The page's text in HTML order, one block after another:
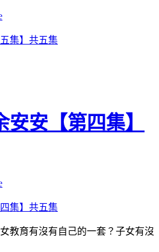
安【第四集】
教育有沒有自己的一套？子女有沒